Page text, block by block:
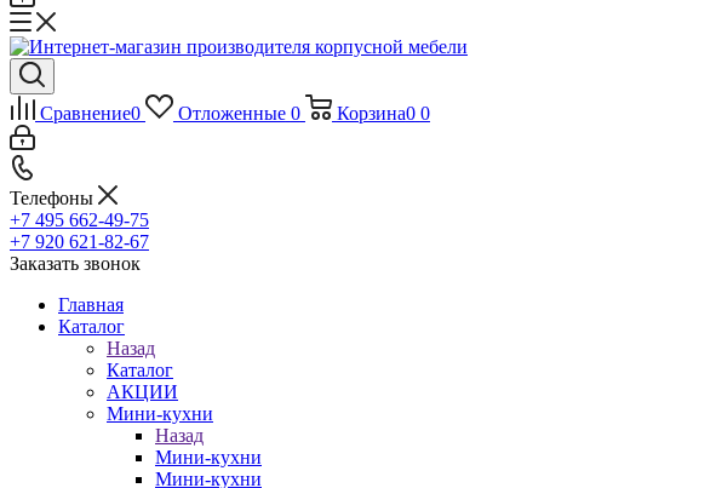
Сравнение0 Отложенные 0 Корзина0 0
Телефоны
+7 495 662-49-75
+7 920 621-82-67
Заказать звонок
Главная
Каталог
Назад
Каталог
АКЦИИ
Мини-кухни
Назад
Мини-кухни
Мини-кухни